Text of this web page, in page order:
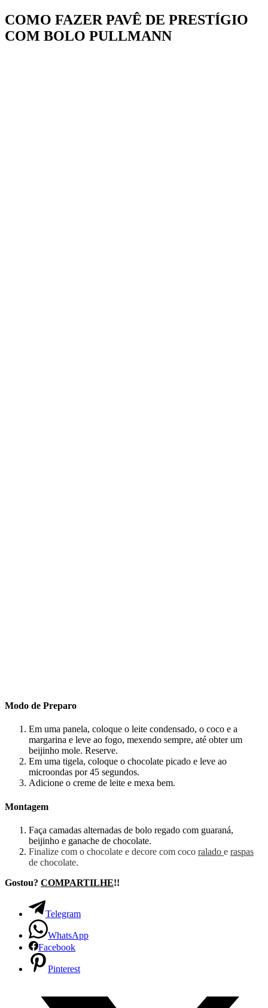
COMO FAZER PAVÊ DE PRESTÍGIO
COM BOLO PULLMANN
Modo de Preparo
Em uma panela, coloque o leite condensado, o coco e a
margarina e leve ao fogo, mexendo sempre, até obter um
beijinho mole. Reserve.
Em uma tigela, coloque o chocolate picado e leve ao
microondas por 45 segundos.
Adicione o creme de leite e mexa bem.
Montagem
Faça camadas alternadas de bolo regado com guaraná,
beijinho e ganache de chocolate.
Finalize com o chocolate e decore com coco ralado e raspas
de chocolate.
Gostou? COMPARTILHE!!
Telegram
WhatsApp
Facebook
Pinterest